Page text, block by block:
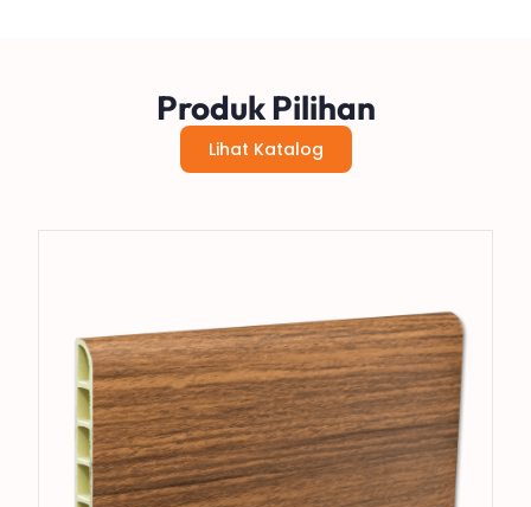
Produk Pilihan
Lihat Katalog